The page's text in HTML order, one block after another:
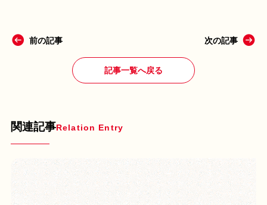
前の記事
記事一覧へ戻る
次の記事
関連記事Relation Entry